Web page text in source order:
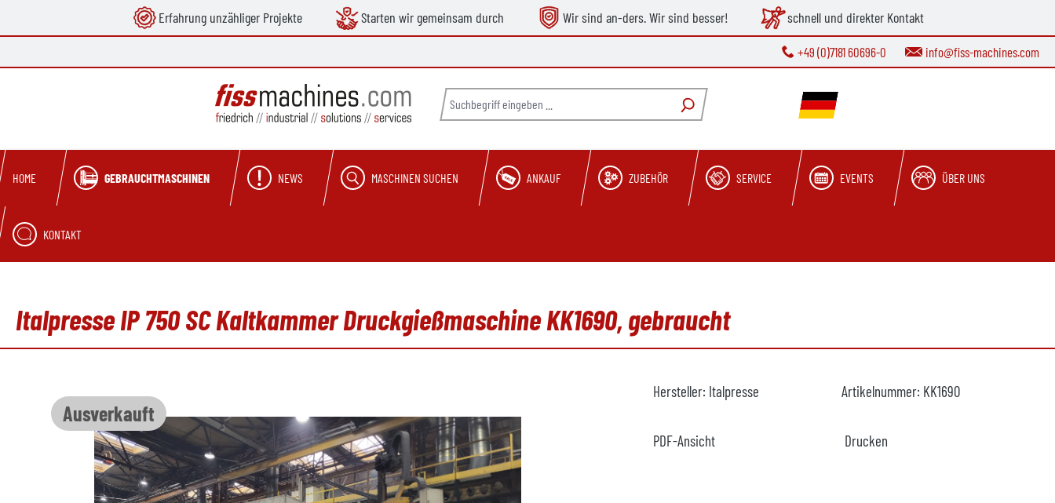
Zur Hauptnavigation springenErfahrung unzähliger Projekte Starten wir gemeinsam durch Wir sind an-ders. Wir sind besser! schnell und direkter Kontakt
+49 (0)7181 60696-0 info@fiss-machines.com
HOME GEBRAUCHTMASCHINEN NEWS MASCHINEN SUCHEN ANKAUF ZUBEHÖR SERVICE EVENTS ÜBER UNS
KONTAKT
Italpresse IP 750 SC Kaltkammer Druckgießmaschine KK1690, gebraucht
Ausverkauft
Hersteller: Italpresse Artikelnummer: KK1690
PDF-Ansicht Drucken